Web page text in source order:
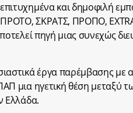
και δημοφιλή
ΣΚΡΑΤΣ, ΠΡΟΠΟ, EXTRA
πηγή μιας συνεχώς
έργα παρέμβασης με
μια ηγετική θέση μεταξύ
Ελλάδα.